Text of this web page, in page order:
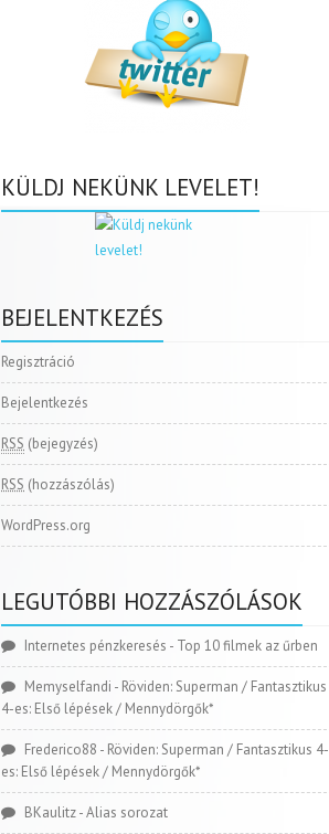
KÜLDJ NEKÜNK LEVELET!
BEJELENTKEZÉS
Regisztráció
Bejelentkezés
RSS (bejegyzés)
RSS (hozzászólás)
WordPress.org
LEGUTÓBBI HOZZÁSZÓLÁSOK
Internetes pénzkeresés - Top 10 filmek az űrben
Memyselfandi - Röviden: Superman / Fantasztikus
4-es: Első lépések / Mennydörgők*
Frederico88 - Röviden: Superman / Fantasztikus 4-
es: Első lépések / Mennydörgők*
BKaulitz-Alias sorozat